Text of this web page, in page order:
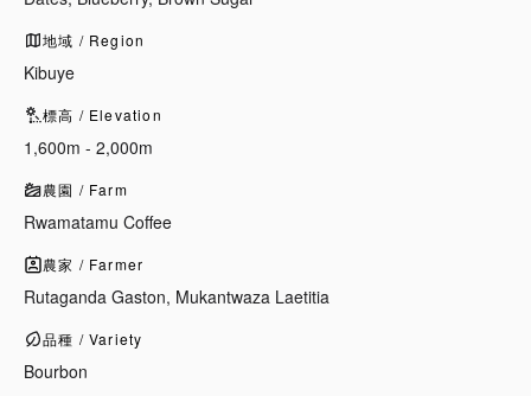
地域 / Region
Kibuye
標高 / Elevation
1,600m - 2,000m
農園 / Farm
Rwamatamu Coffee
農家 / Farmer
Rutaganda Gaston, Mukantwaza Laetitia
品種 / Variety
Bourbon